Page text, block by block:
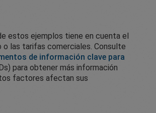
estos ejemplos tiene en cuenta el
o las tarifas comerciales. Consulte
de información clave para
para obtener más información
factores afectan sus